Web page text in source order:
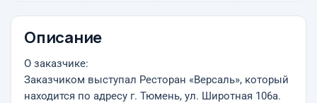
Описание
О заказчике:
Заказчиком выступал Ресторан «Версаль», который
находится по адресу г. Тюмень, ул. Широтная 106а.